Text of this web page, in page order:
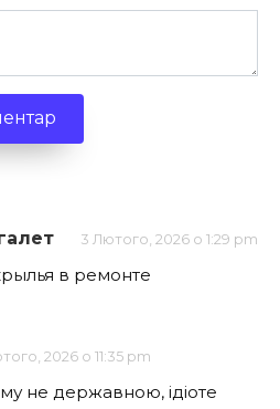
3 Лютого, 2026 о 1:29 pm
в ремонте
2026 о 11:35 pm
не державною, ідіоте